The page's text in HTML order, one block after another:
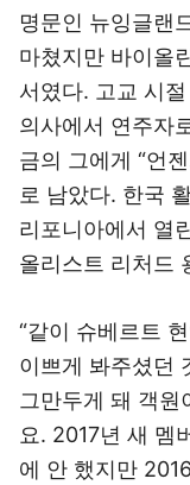
명문인 뉴잉글랜
마쳤지만 바이올
서였다. 고교 시
의사에서 연주자
금의 그에게 “언
로 남았다. 한국
리포니아에서 열
올리스트 리처드
“같이 슈베르트
이쁘게 봐주셨던
그만두게 돼 객원
요. 2017년 새 멤
에 안 했지만